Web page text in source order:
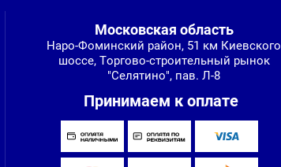
Московская область
Наро-Фоминский район, 51 км Киевского
шоссе, Торгово-строительный рынок
"Селятино", пав. Л-8
Принимаем к оплате